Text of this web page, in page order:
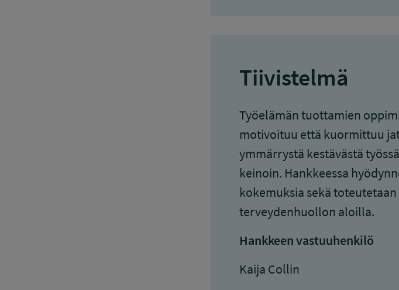
Tiivistelmä
Työelämän tuottamien
motivoituu että kuormittuu
ymmärrystä kestävästä
keinoin. Hankkeessa
kokemuksia sekä
terveydenhuollon aloilla.
Hankkeen vastuuhenkilö
Kaija Collin